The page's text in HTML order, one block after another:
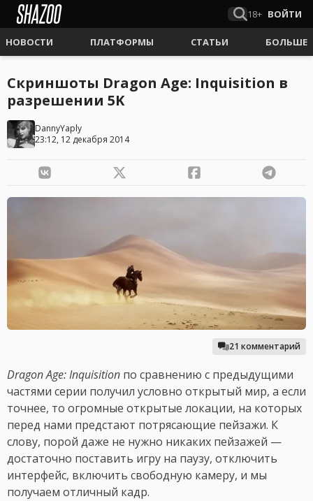
18+ ВОЙТИ
НОВОСТИ ПЛАТФОРМЫ СТАТЬИ БОЛЬШЕ
Скриншоты Dragon Age: Inquisition в
разрешении 5K
DannyYaply
23:12, 12 декабря 2014
21 комментарий
Dragon Age: Inquisition по сравнению с предыдущими
частями серии получил условно открытый мир, а если
точнее, то огромные открытые локации, на которых
перед нами предстают потрясающие пейзажи. К
слову, порой даже не нужно никаких пейзажей —
достаточно поставить игру на паузу, отключить
интерфейс, включить свободную камеру, и мы
получаем отличный кадр.